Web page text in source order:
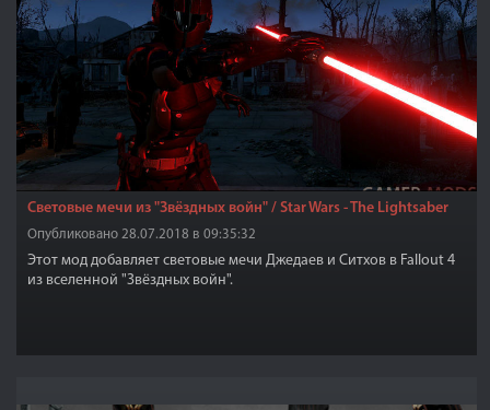
Световые мечи из "Звёздных войн" / Star Wars - The Lightsaber
Опубликовано 28.07.2018 в 09:35:32
Этот мод добавляет световые мечи Джедаев и Ситхов в Fallout 4
из вселенной "Звёздных войн".